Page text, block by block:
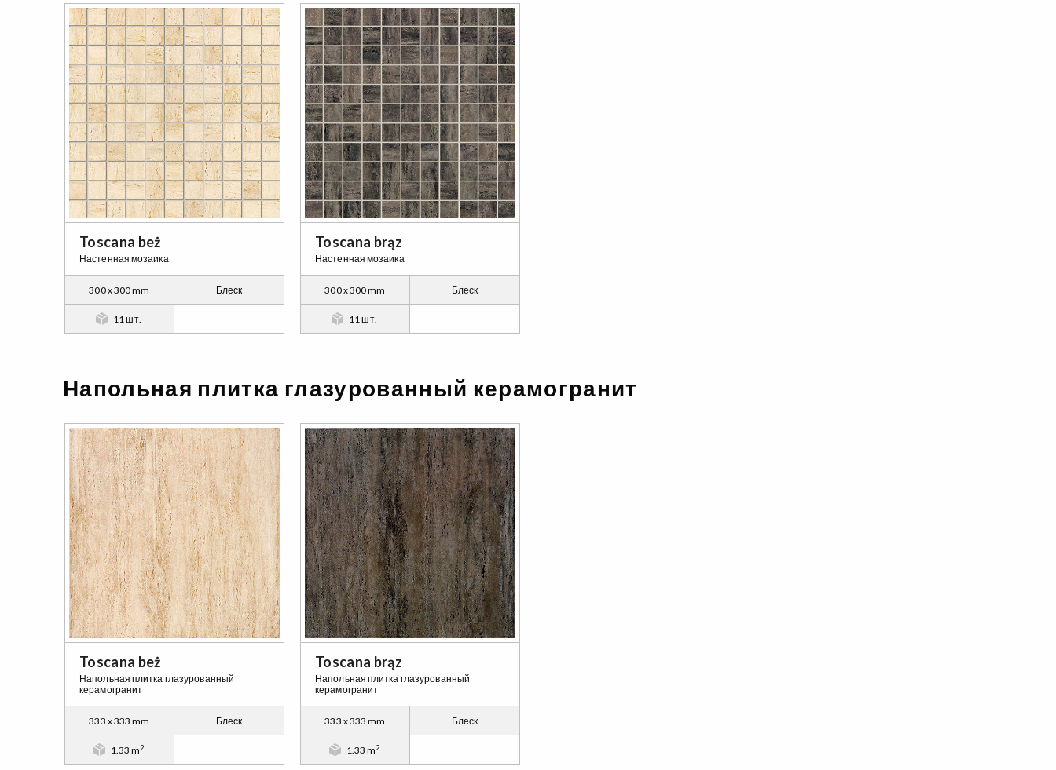
Toscana beż
Настенная мозаика
300 x 300 mm Блеск
11 шт.
Toscana brąz
Настенная мозаика
300 x 300 mm Блеск
11 шт.
Напольная плитка глазурованный керамогранит
Toscana beż
Напольная плитка глазурованный
керамогранит
333 x 333 mm Блеск
1.33 m2
Toscana brąz
Напольная плитка глазурованный
керамогранит
333 x 333 mm Блеск
1.33 m2